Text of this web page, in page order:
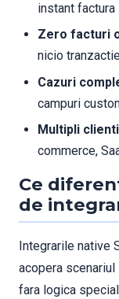
instant
Zero facturi
nicio
Cazuri
campuri
Multipli
commerce,
Ce
de
Integrarile native
acopera scenariul
fara logica